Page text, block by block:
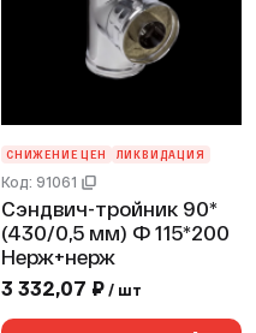
СНИЖЕНИЕ ЦЕН ЛИКВИДАЦИЯ
Код: 91061
Сэндвич-тройник 90*
(430/0,5 мм) Ф 115*200
Нерж+нерж
3 332,07 ₽ / шт